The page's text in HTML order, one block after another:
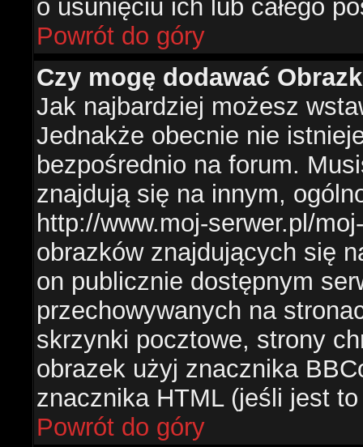
o usunięciu ich lub całego
Powrót do góry
Czy mogę dodawać
Jak najbardziej możesz
Jednakże obecnie nie
bezpośrednio na forum.
znajdują się na innym,
http://www.moj-serwer.pl/
obrazków znajdujących się
on publicznie dostępnym
przechowywanych na
skrzynki pocztowe, strony
obrazek użyj znacznika
znacznika HTML (jeśli jest
Powrót do góry